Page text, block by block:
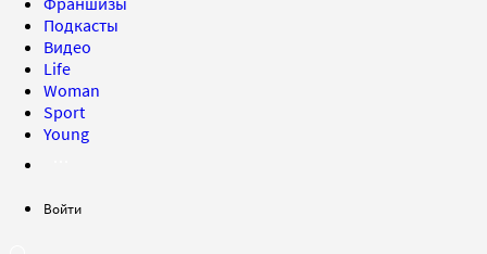
Подкасты
Видео
Life
Woman
Sport
Young
Войти